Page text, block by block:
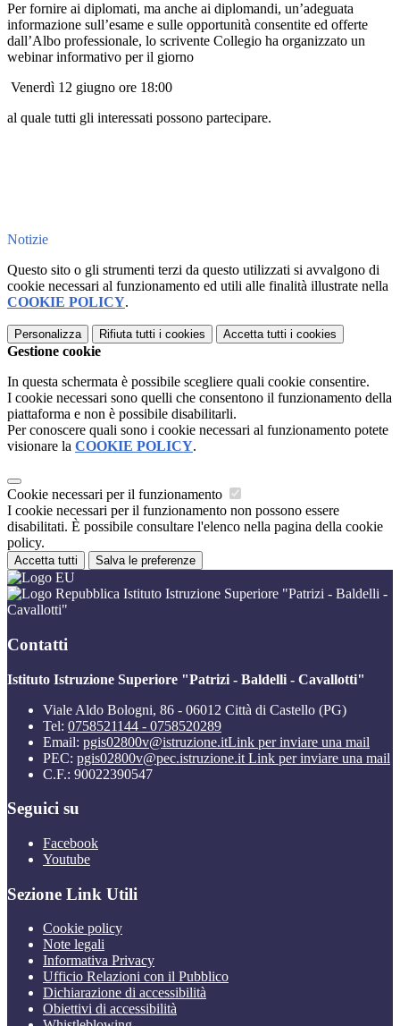
Per fornire ai diplomati, ma anche ai diplomandi, un’adeguata
informazione sull’esame e sulle opportunità consentite ed offerte
dall’Albo professionale, lo scrivente Collegio ha organizzato un
webinar informativo per il giorno
Venerdì 12 giugno ore 18:00
al quale tutti gli interessati possono partecipare.
Notizie
Questo sito o gli strumenti terzi da questo utilizzati si avvalgono di
cookie necessari al funzionamento ed utili alle finalità illustrate nella
COOKIE POLICY.
Personalizza Rifiuta tutti i cookies Accetta tutti i cookies
Gestione cookie
In questa schermata è possibile scegliere quali cookie consentire.
I cookie necessari sono quelli che consentono il funzionamento della
piattaforma e non è possibile disabilitarli.
Per conoscere quali sono i cookie necessari al funzionamento potete
visionare la COOKIE POLICY.
Cookie necessari per il funzionamento
I cookie necessari per il funzionamento non possono essere
disabilitati. È possibile consultare l'elenco nella pagina della cookie
policy.
Accetta tutti Salva le preferenze
Istituto Istruzione Superiore "Patrizi - Baldelli -
Cavallotti"
Contatti
Istituto Istruzione Superiore "Patrizi - Baldelli - Cavallotti"
Viale Aldo Bologni, 86 - 06012 Città di Castello (PG)
Tel: 0758521144 - 0758520289
Email: pgis02800v@istruzione.itLink per inviare una mail
PEC: pgis02800v@pec.istruzione.it Link per inviare una mail
C.F.: 90022390547
Seguici su
Facebook
Youtube
Sezione Link Utili
Cookie policy
Note legali
Informativa Privacy
Ufficio Relazioni con il Pubblico
Dichiarazione di accessibilità
Obiettivi di accessibilità